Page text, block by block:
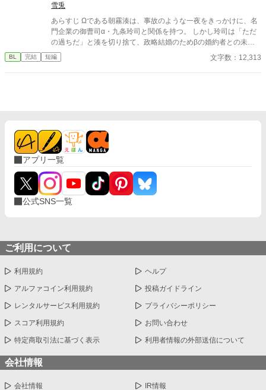
雪兎
あらすじ Ωである朝霧湊は、事故のような一夜をきっかけに、名
門企業の御曹司α・九条玲司と関係を持つ。 しかし玲司は「ただ
の過ちだ」と湊を切り捨て、政略結婚のためβの婚約者との未来
を選んだ。 深く傷ついた湊は、彼の前から姿を消す。 数か月後―
―。 湊の身体は、これまで誰も知らなかった希少な『遅咲きΩ』
速する、すれ違いオメガバースBL。
BL 完結 短編 文字数：12,313
アプリ一覧
公式SNS一覧
ご利用について
利用規約 ヘルプ
アルファコイン利用規約 投稿ガイドライン
レンタルサービス利用規約 プライバシーポリシー
スコア利用規約 お問い合わせ
特定商取引法に基づく表示 利用者情報の外部送信について
会社情報
会社情報 IR情報